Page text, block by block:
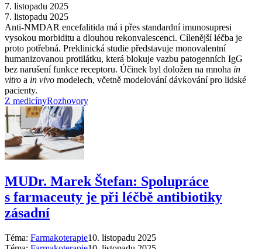
7. listopadu 2025
7. listopadu 2025
Anti-NMDAR encefalitida má i přes standardní imunosupresi
vysokou morbiditu a dlouhou rekonvalescenci. Cílenější léčba je
proto potřebná. Preklinická studie představuje monovalentní
humanizovanou protilátku, která blokuje vazbu patogenních IgG
bez narušení funkce receptoru. Účinek byl doložen na mnoha in
vitro a in vivo modelech, včetně modelování dávkování pro lidské
pacienty.
Z medicínyRozhovory
MUDr. Marek Štefan: Spolupráce
s farmaceuty je při léčbě antibiotiky
zásadní
Téma: Farmakoterapie10. listopadu 2025